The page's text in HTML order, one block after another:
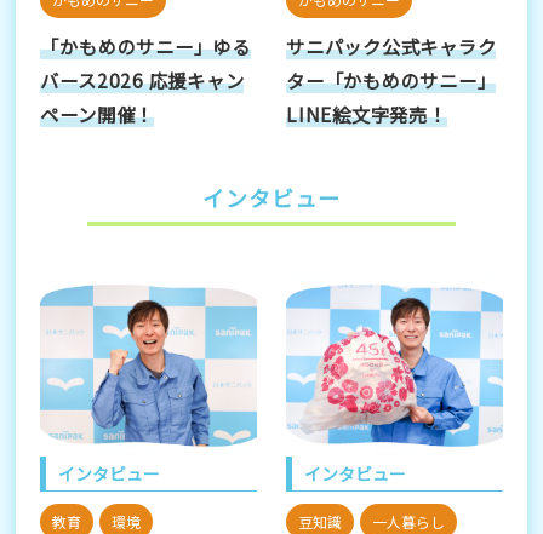
「かもめのサニー」ゆる
バース2026 応援キャン
ペーン開催！
サニパック公式キャラク
ター「かもめのサニー」
LINE絵文字発売！
インタビュー
インタビュー
教育 環境
インタビュー
豆知識 一人暮らし